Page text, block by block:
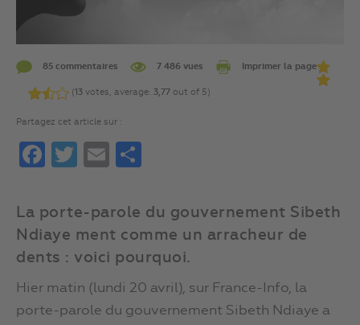
85 commentaires 7 486 vues Imprimer la page
(13 votes, average: 3,77 out of 5)
Partagez cet article sur :
FacebookTwitterEmail
La porte-parole du gouvernement Sibeth
Ndiaye ment comme un arracheur de
dents : voici pourquoi.
Hier matin (lundi 20 avril), sur France-Info, la
porte-parole du gouvernement Sibeth Ndiaye a